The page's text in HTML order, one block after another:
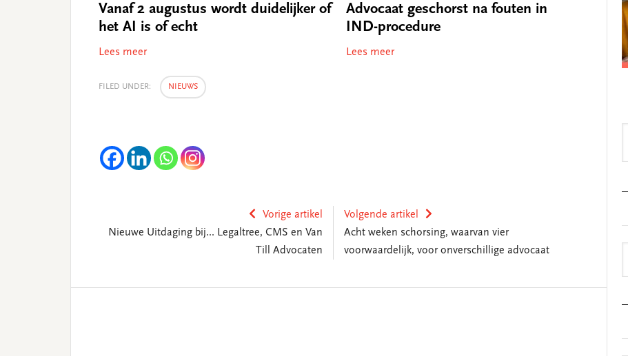
Vanaf 2 augustus wordt duidelijker of
het AI is of echt
Lees meer
Advocaat geschorst na fouten in
IND-procedure
Lees meer
FILED UNDER: NIEUWS
Vorige artikel
Nieuwe Uitdaging bij... Legaltree, CMS en Van
Till Advocaten
Volgende artikel
Acht weken schorsing, waarvan vier
voorwaardelijk, voor onverschillige advocaat